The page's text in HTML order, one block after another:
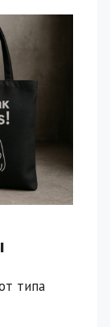
типа